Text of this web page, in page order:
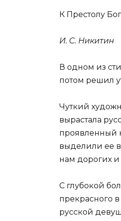
К Престолу
И. С. Никитин
В одном из
потом решил
Чуткий
вырастала
проявленный
выделили ее в
нам дорогих и
С глубокой
прекрасного
русской